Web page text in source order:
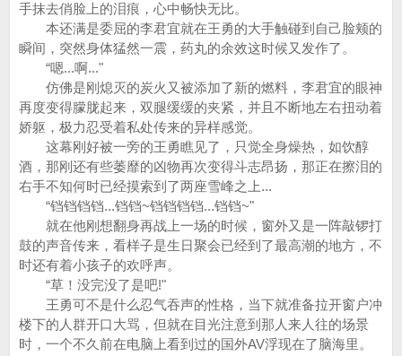
手抹去俏脸上的泪痕，心中畅快无比。
本还满是委屈的李君宜就在王勇的大手触碰到自己脸颊的
瞬间，突然身体猛然一震，药丸的余效这时候又发作了。
“嗯...啊..."
仿佛是刚熄灭的炭火又被添加了新的燃料，李君宜的眼神
再度变得朦胧起来，双腿缓缓的夹紧，并且不断地左右扭动着
娇躯，极力忍受着私处传来的异样感觉。
这幕刚好被一旁的王勇瞧见了，只觉全身燥热，如饮醇
酒，那刚还有些萎靡的凶物再次变得斗志昂扬，那正在擦泪的
右手不知何时已经摸索到了两座雪峰之上...
“铛铛铛铛...铛铛~铛铛铛铛...铛铛~"
就在他刚想翻身再战上一场的时候，窗外又是一阵敲锣打
鼓的声音传来，看样子是生日聚会已经到了最高潮的地方，不
时还有着小孩子的欢呼声。
“草！没完没了是吧!"
王勇可不是什么忍气吞声的性格，当下就准备拉开窗户冲
楼下的人群开口大骂，但就在目光注意到那人来人往的场景
时，一个不久前在电脑上看到过的国外AV浮现在了脑海里。